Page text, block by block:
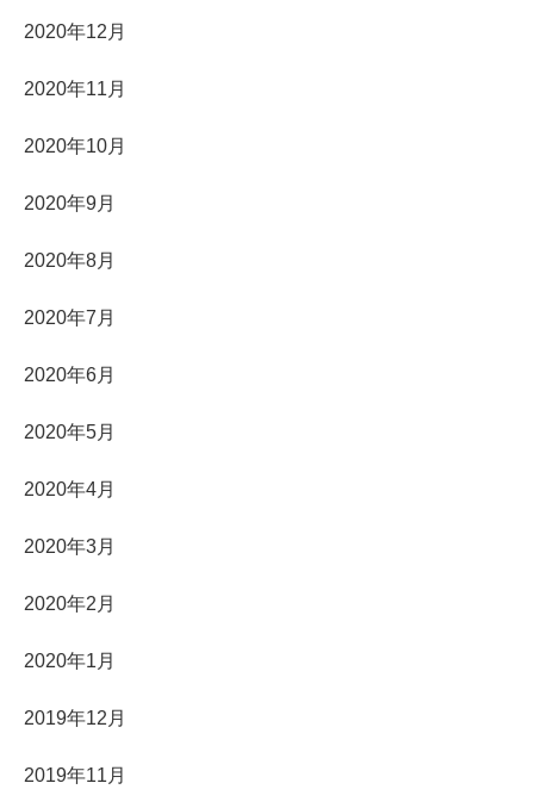
2020年12月
2020年11月
2020年10月
2020年9月
2020年8月
2020年7月
2020年6月
2020年5月
2020年4月
2020年3月
2020年2月
2020年1月
2019年12月
2019年11月